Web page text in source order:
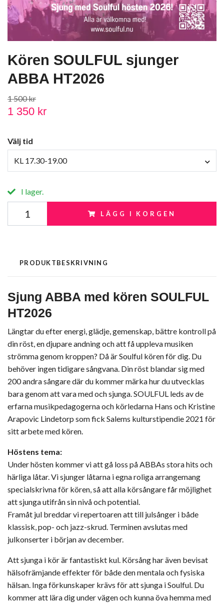
Kören SOULFUL sjunger
ABBA HT2026
1 500 kr
1 350 kr
Välj tid
KL 17.30-19.00
I lager.
LÄGG I KORGEN
PRODUKTBESKRIVNING
Sjung ABBA med kören SOULFUL
HT2026
Längtar du efter energi, glädje, gemenskap, bättre kontroll på
din röst, en djupare andning och att få uppleva musiken
strömma genom kroppen? Då är Soulful kören för dig. Du
behöver ingen tidigare sångvana. Din röst blandar sig med
200 andra sångare där du kommer märka hur du utvecklas
bara genom att vara med och sjunga. SOULFUL leds av de
erfarna musikpedagogerna och körledarna Hans och Kristine
Arapovic Lindetorp som fick Salems kulturstipendie 2021 för
sitt arbete med kören.
Höstens tema:
Under hösten kommer vi att gå loss på ABBAs stora hits och
härliga låtar. Vi sjunger låtarna i egna roliga arrangemang
specialskrivna för kören, så att alla körsångare får möjlighet
att sjunga utifrån sin nivå och potential.
Framåt jul breddar vi repertoaren att till julsånger i både
klassisk, pop- och jazz-skrud. Terminen avslutas med
julkonserter i början av december.
Att sjunga i kör är fantastiskt kul. Körsång har även bevisat
hälsofrämjande effekter för både den mentala och fysiska
hälsan. Inga förkunskaper krävs för att sjunga i Soulful. Du
kommer att lära dig under vägen och kunna öva hemma med